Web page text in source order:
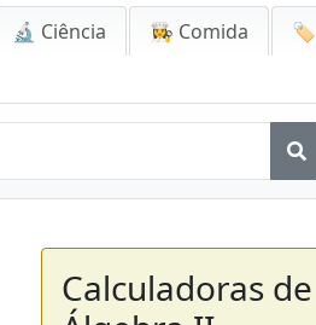
🔬 Ciência 👩‍🍳 Comida 🏷️
Calculadoras de